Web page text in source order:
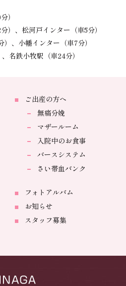
）
）、松河戸インター（車5分）
、 小幡インター（車7分）
名鉄小牧駅（車24分）
ご出産の方へ
無痛分娩
マザールーム
入院中のお食事
バースシステム
さい帯血バンク
フォトアルバム
お知らせ
スタッフ募集